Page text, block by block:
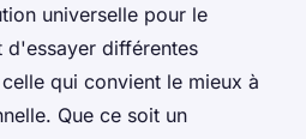
universelle pour le
d'essayer différentes
qui convient le mieux à
Que ce soit un